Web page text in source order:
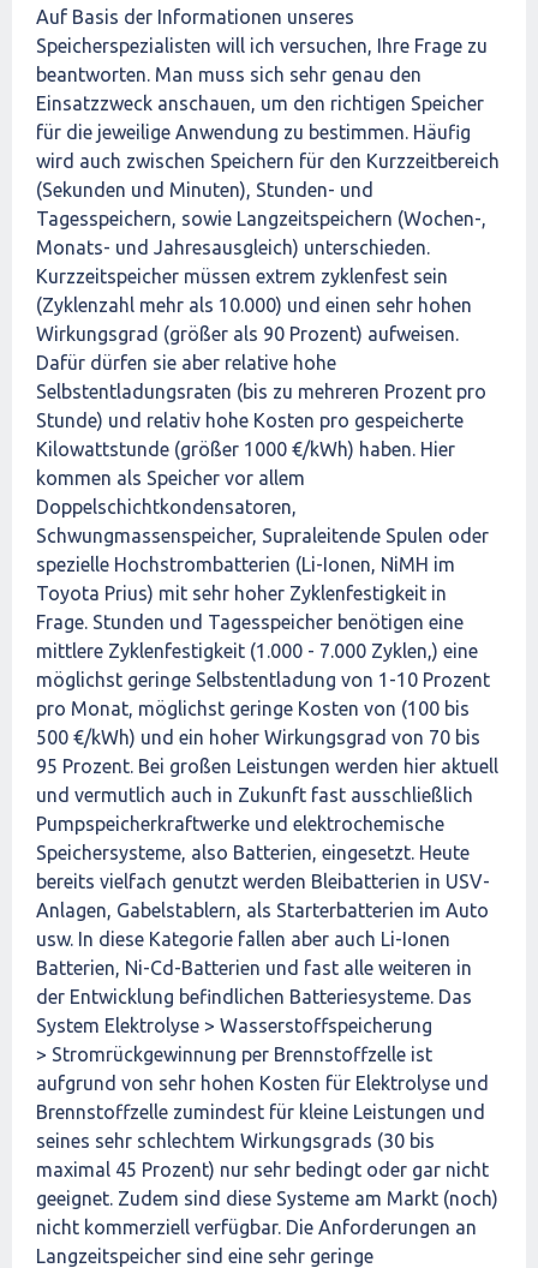
Auf Basis der Informationen unseres
Speicherspezialisten will ich versuchen, Ihre Frage zu
beantworten. Man muss sich sehr genau den
Einsatzzweck anschauen, um den richtigen Speicher
für die jeweilige Anwendung zu bestimmen. Häufig
wird auch zwischen Speichern für den Kurzzeitbereich
(Sekunden und Minuten), Stunden- und
Tagesspeichern, sowie Langzeitspeichern (Wochen-,
Monats- und Jahresausgleich) unterschieden.
Kurzzeitspeicher müssen extrem zyklenfest sein
(Zyklenzahl mehr als 10.000) und einen sehr hohen
Wirkungsgrad (größer als 90 Prozent) aufweisen.
Dafür dürfen sie aber relative hohe
Selbstentladungsraten (bis zu mehreren Prozent pro
Stunde) und relativ hohe Kosten pro gespeicherte
Kilowattstunde (größer 1000 €/kWh) haben. Hier
kommen als Speicher vor allem
Doppelschichtkondensatoren,
Schwungmassenspeicher, Supraleitende Spulen oder
spezielle Hochstrombatterien (Li-Ionen, NiMH im
Toyota Prius) mit sehr hoher Zyklenfestigkeit in
Frage. Stunden und Tagesspeicher benötigen eine
mittlere Zyklenfestigkeit (1.000 - 7.000 Zyklen,) eine
möglichst geringe Selbstentladung von 1-10 Prozent
pro Monat, möglichst geringe Kosten von (100 bis
500 €/kWh) und ein hoher Wirkungsgrad von 70 bis
95 Prozent. Bei großen Leistungen werden hier aktuell
und vermutlich auch in Zukunft fast ausschließlich
Pumpspeicherkraftwerke und elektrochemische
Speichersysteme, also Batterien, eingesetzt. Heute
bereits vielfach genutzt werden Bleibatterien in USV-
Anlagen, Gabelstablern, als Starterbatterien im Auto
usw. In diese Kategorie fallen aber auch Li-Ionen
Batterien, Ni-Cd-Batterien und fast alle weiteren in
der Entwicklung befindlichen Batteriesysteme. Das
System Elektrolyse > Wasserstoffspeicherung
> Stromrückgewinnung per Brennstoffzelle ist
aufgrund von sehr hohen Kosten für Elektrolyse und
Brennstoffzelle zumindest für kleine Leistungen und
seines sehr schlechtem Wirkungsgrads (30 bis
maximal 45 Prozent) nur sehr bedingt oder gar nicht
geeignet. Zudem sind diese Systeme am Markt (noch)
nicht kommerziell verfügbar. Die Anforderungen an
Langzeitspeicher sind eine sehr geringe